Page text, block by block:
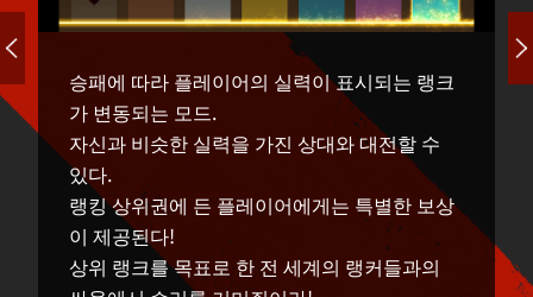
승패에 따라 플레이어의 실력이 표시되는 랭크
가 변동되는 모드.
자신과 비슷한 실력을 가진 상대와 대전할 수
있다.
랭킹 상위권에 든 플레이어에게는 특별한 보상
이 제공된다!
상위 랭크를 목표로 한 전 세계의 랭커들과의